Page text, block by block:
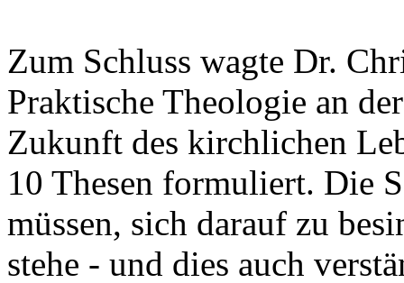
Zum Schluss wagte Dr.
Praktische Theologie an
Zukunft des kirchlichen
10 Thesen formuliert. Die
müssen, sich darauf zu
stehe - und dies auch